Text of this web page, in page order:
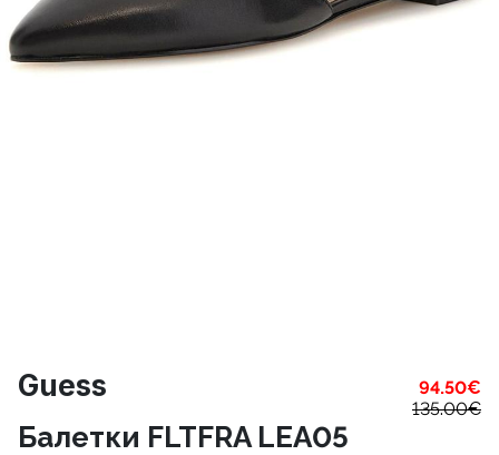
Guess 94.50€
135.00€
Балетки FLTFRA LEA05